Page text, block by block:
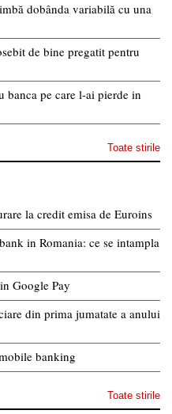
dobânda variabilă cu una
de bine pregatit pentru
pe care l-ai pierde in
Toate stirile
la credit emisa de Euroins
in Romania: ce se intampla
Google Pay
din prima jumatate a anului
banking
Toate stirile